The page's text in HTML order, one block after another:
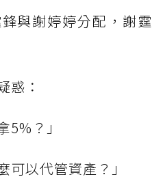
與謝婷婷分配，謝霆
惑：
5%？」
可以代管資產？」